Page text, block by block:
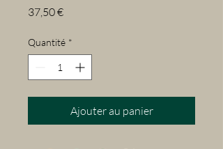
37,50 €Prix
Quantité *
Ajouter au panier